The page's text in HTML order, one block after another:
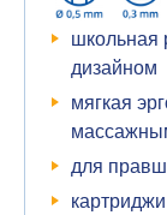
школьная
дизайном
мягкая
для